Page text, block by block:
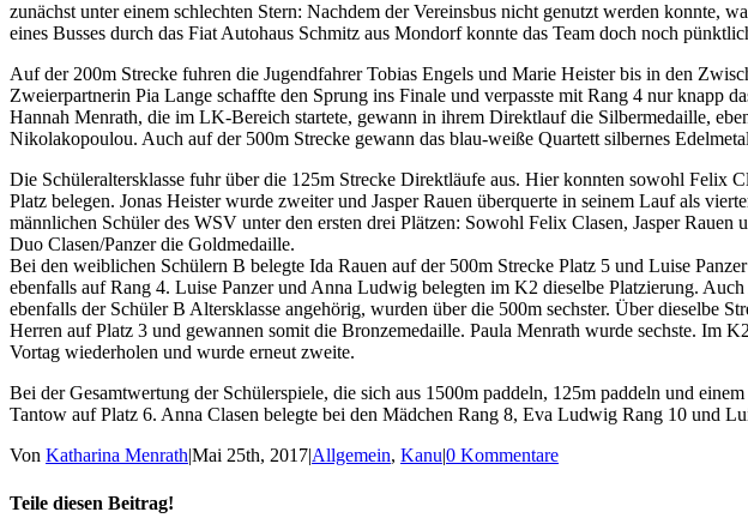
zunächst unter einem schlechten Stern: Nachdem der Vereinsbus nicht genutzt werden
eines Busses durch das Fiat Autohaus Schmitz aus Mondorf konnte das Team doch noch
Auf der 200m Strecke fuhren die Jugendfahrer Tobias Engels und Marie Heister bis in den
Zweierpartnerin Pia Lange schaffte den Sprung ins Finale und verpasste mit Rang 4 nur
Hannah Menrath, die im LK-Bereich startete, gewann in ihrem Direktlauf die Silbermedaille,
Nikolakopoulou. Auch auf der 500m Strecke gewann das blau-weiße Quartett silbernes
Die Schüleraltersklasse fuhr über die 125m Strecke Direktläufe aus. Hier konnten sowohl Felix
Platz belegen. Jonas Heister wurde zweiter und Jasper Rauen überquerte in seinem Lauf als
männlichen Schüler des WSV unter den ersten drei Plätzen: Sowohl Felix Clasen, Jasper
Duo Clasen/Panzer die Goldmedaille.
Bei den weiblichen Schülern B belegte Ida Rauen auf der 500m Strecke Platz 5 und Luise
ebenfalls auf Rang 4. Luise Panzer und Anna Ludwig belegten im K2 dieselbe Platzierung.
ebenfalls der Schüler B Altersklasse angehörig, wurden über die 500m sechster. Über dieselbe
Herren auf Platz 3 und gewannen somit die Bronzemedaille. Paula Menrath wurde sechste.
Vortag wiederholen und wurde erneut zweite.
Bei der Gesamtwertung der Schülerspiele, die sich aus 1500m paddeln, 125m paddeln und
Tantow auf Platz 6. Anna Clasen belegte bei den Mädchen Rang 8, Eva Ludwig Rang 10 und
Von Katharina Menrath|Mai 25th, 2017|Allgemein, Kanu|0 Kommentare
Teile diesen Beitrag!